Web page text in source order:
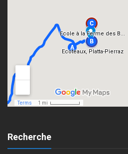
Recherche